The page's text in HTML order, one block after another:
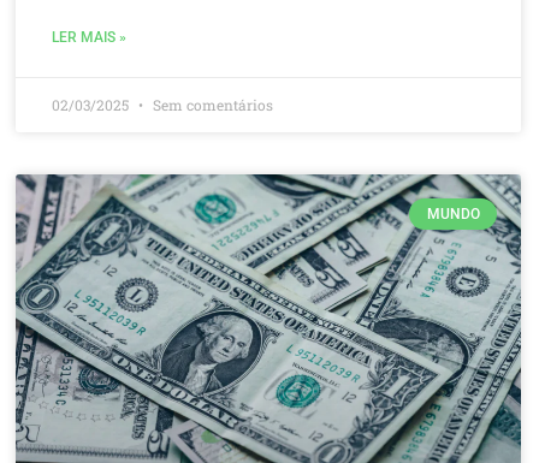
LER MAIS »
02/03/2025 Sem comentários
MUNDO